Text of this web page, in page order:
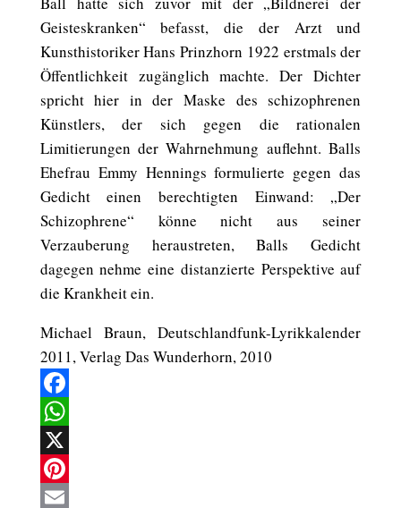
Geisteskranken“ befasst, die der Arzt und
Kunsthistoriker Hans Prinzhorn 1922 erstmals der
Öffentlichkeit zugänglich machte. Der Dichter
spricht hier in der Maske des schizophrenen
Künstlers, der sich gegen die rationalen
Limitierungen der Wahrnehmung auflehnt. Balls
Ehefrau Emmy Hennings formulierte gegen das
Gedicht einen berechtigten Einwand: „Der
Schizophrene“ könne nicht aus seiner
Verzauberung heraustreten, Balls Gedicht
dagegen nehme eine distanzierte Perspektive auf
die Krankheit ein.
Michael Braun, Deutschlandfunk-Lyrikkalender
2011, Verlag Das Wunderhorn, 2010
Facebook
WhatsApp
X
Pinterest